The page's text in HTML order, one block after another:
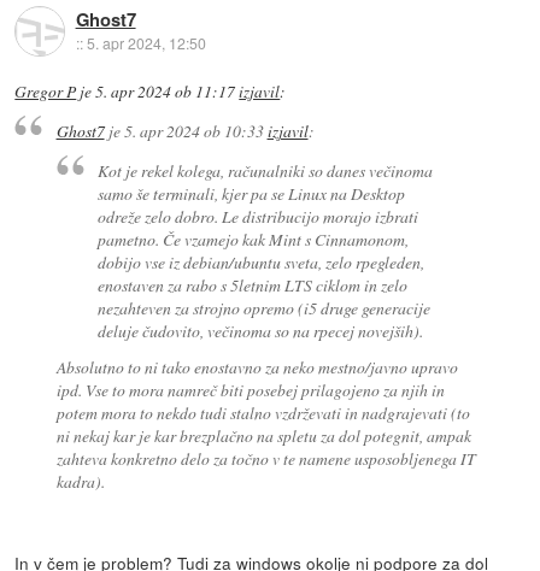
Ghost7
::5. apr 2024, 12:50
Gregor P je5. apr 2024 ob 11:17izjavil:
Ghost7je5. apr 2024 ob 10:33izjavil:
Kot je rekel kolega, računalniki so danes večinoma
samo še terminali, kjer pa se Linux na Desktop
odreže zelo dobro. Le distribucijo morajo izbrati
pametno. Če vzamejo kak Mint s Cinnamonom,
dobijo vse iz debian/ubuntu sveta, zelo rpegleden,
enostaven za rabo s 5letnim LTS ciklom in zelo
nezahteven za strojno opremo (i5 druge generacije
deluje čudovito, večinoma so na rpecej novejših).
Absolutno to ni tako enostavno za neko mestno/javno upravo
ipd. Vse to mora namreč biti posebej prilagojeno za njih in
potem mora to nekdo tudi stalno vzdrževati in nadgrajevati (to
ni nekaj kar je kar brezplačno na spletu za dol potegnit, ampak
zahteva konkretno delo za točno v te namene usposobljenega IT
kadra).
In v čem je problem? Tudi za windows okolje ni podpore za dol